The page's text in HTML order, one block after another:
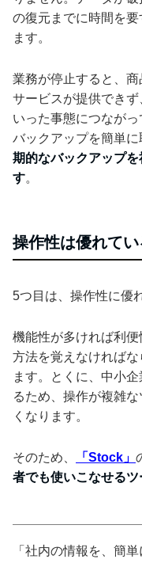
の復元までに時間を
ます。
業務が停止すると、
サービスが提供でき
いった事態につなが
バックアップを簡単に
期的なバックアップ
す。
操作性は優れて
5つ目は、操作性に優
機能性が多ければ利
方法を覚えなければ
ます。とくに、中小
るため、操作が複雑
くなります。
そのため、 「Stock」
者でも使いこなせる
「社内の情報を、簡